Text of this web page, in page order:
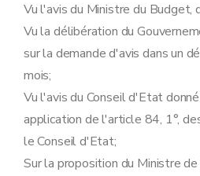
Vu l'avis du Ministre du
Vu la délibération du
sur la demande d'avis dans un
mois;
Vu l'avis du Conseil d'Etat
application de l'article 84, 1°,
le Conseil d'Etat;
Sur la proposition du Ministre de